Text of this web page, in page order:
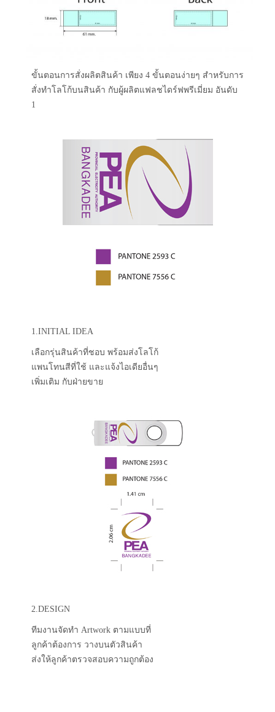
ขั้นตอนการสั่งผลิตสินค้า เพียง 4 ขั้นตอนง่ายๆ สำหรับการ
สั่งทำโลโก้บนสินค้า กับผู้ผลิตแฟลชไดร์ฟพรีเมี่ยม อันดับ
1
1.INITIAL IDEA
เลือกรุ่นสินค้าที่ชอบ พร้อมส่งโลโก้
แพนโทนสีที่ใช้ และแจ้งไอเดียอื่นๆ
เพิ่มเติม กับฝ่ายขาย
2.DESIGN
ทีมงานจัดทำ Artwork ตามแบบที่
ลูกค้าต้องการ วางบนตัวสินค้า
ส่งให้ลูกค้าตรวจสอบความถูกต้อง